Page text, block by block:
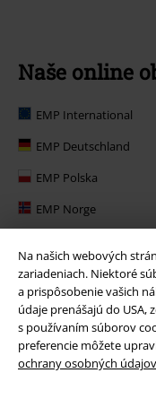
Na našich webových
zariadeniach. Niektoré
a prispôsobenie vašich
údaje prenášajú do
s používaním súborov
preferencie môžete
ochrany osobných údajov
Naše online
EMP International
EMP Deutschland
EMP Polska
EMP Norge
EMP United Kingdom
EMP Danmark
EMP Österreich
Large Belgique